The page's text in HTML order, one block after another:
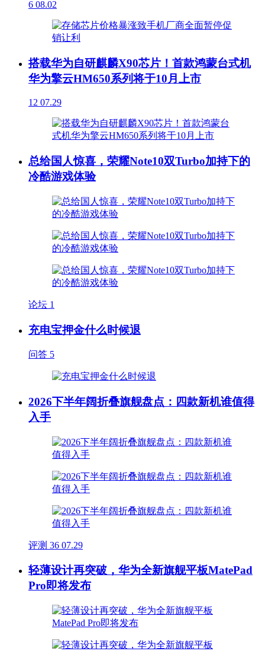
6 08.02
搭载华为自研麒麟X90芯片！首款鸿蒙台式机
华为擎云HM650系列将于10月上市
12 07.29
总给国人惊喜，荣耀Note10双Turbo加持下的
冷酷游戏体验
论坛 1
充电宝押金什么时候退
问答 5
2026下半年阔折叠旗舰盘点：四款新机谁值得
入手
评测 36 07.29
轻薄设计再突破，华为全新旗舰平板MatePad
Pro即将发布